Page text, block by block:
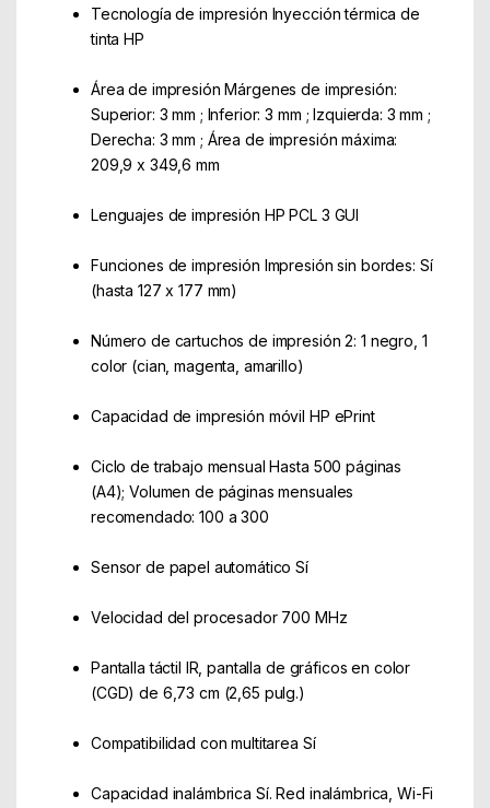
Tecnología de impresión Inyección térmica de
tinta HP
Área de impresión Márgenes de impresión:
Superior: 3 mm ; Inferior: 3 mm ; Izquierda: 3 mm ;
Derecha: 3 mm ; Área de impresión máxima:
209,9 x 349,6 mm
Lenguajes de impresión HP PCL 3 GUI
Funciones de impresión Impresión sin bordes: Sí
(hasta 127 x 177 mm)
Número de cartuchos de impresión 2: 1 negro, 1
color (cian, magenta, amarillo)
Capacidad de impresión móvil HP ePrint
Ciclo de trabajo mensual Hasta 500 páginas
(A4); Volumen de páginas mensuales
recomendado: 100 a 300
Sensor de papel automático Sí
Velocidad del procesador 700 MHz
Pantalla táctil IR, pantalla de gráficos en color
(CGD) de 6,73 cm (2,65 pulg.)
Compatibilidad con multitarea Sí
Capacidad inalámbrica Sí. Red inalámbrica, Wi-Fi